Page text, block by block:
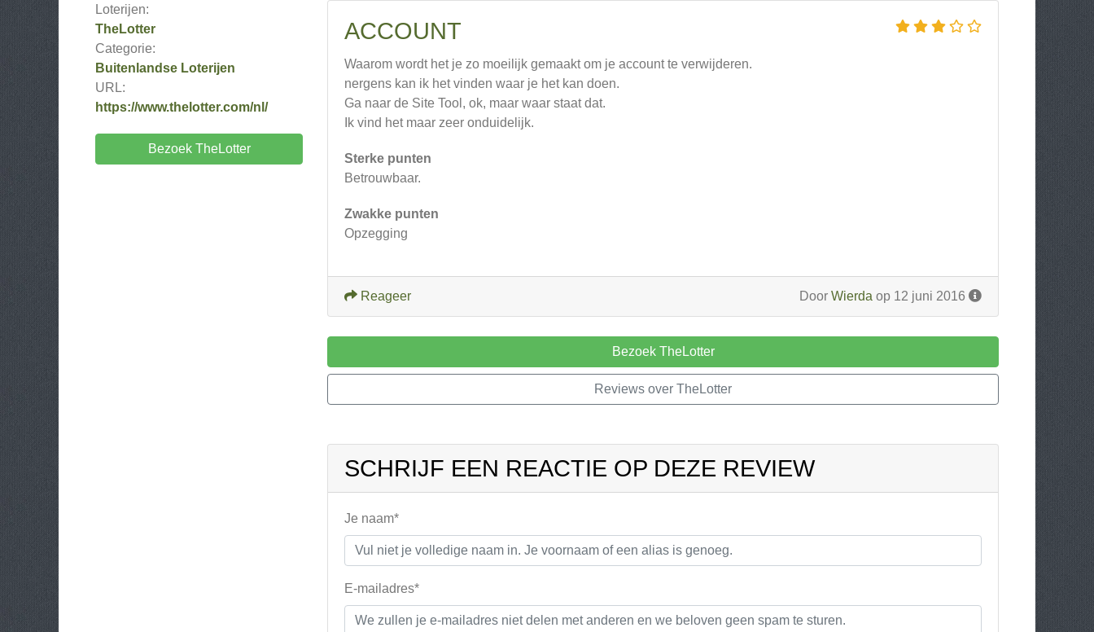
Loterijen:
TheLotter
Categorie:
Buitenlandse Loterijen
URL:
https://www.thelotter.com/nl/
Bezoek TheLotter
ACCOUNT
Waarom wordt het je zo moeilijk gemaakt om je account te verwijderen.
nergens kan ik het vinden waar je het kan doen.
Ga naar de Site Tool, ok, maar waar staat dat.
Ik vind het maar zeer onduidelijk.
Sterke punten
Betrouwbaar.
Zwakke punten
Opzegging
Door Wierda op 12 juni 2016
Reageer
Bezoek TheLotter
Reviews over TheLotter
SCHRIJF EEN REACTIE OP DEZE REVIEW
Je naam*
E-mailadres*